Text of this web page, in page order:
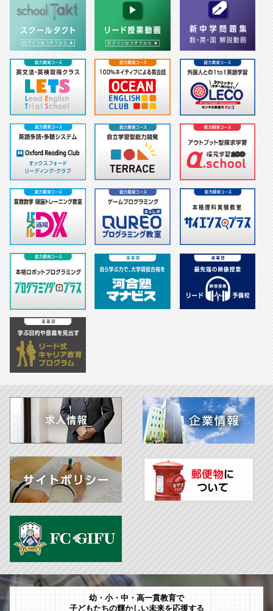
幼・小・中・高一貫教育で
子どもたちの輝かしい未来を応援する